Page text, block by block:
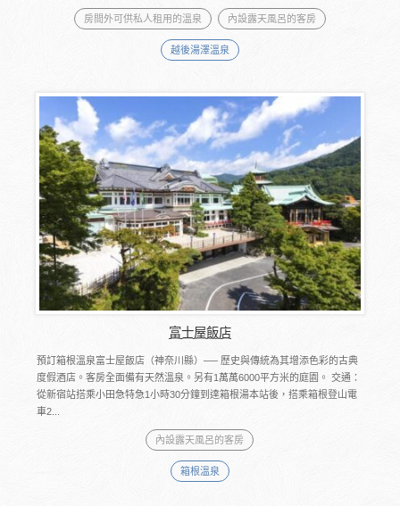
房間外可供私人租用的溫泉 內設露天風呂的客房
越後湯澤溫泉
富士屋飯店
預訂箱根溫泉富士屋飯店（神奈川縣）── 歷史與傳統為其增添色彩的古典
度假酒店。客房全面備有天然溫泉。另有1萬萬6000平方米的庭園。 交通：
從新宿站搭乘小田急特急1小時30分鐘到達箱根湯本站後，搭乘箱根登山電
車2...
內設露天風呂的客房
箱根溫泉